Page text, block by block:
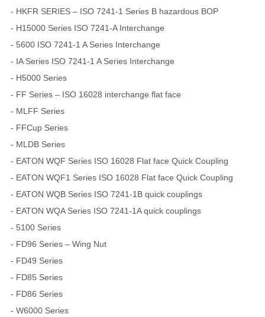
- HKFR SERIES – ISO 7241-1 Series B hazardous BOP
- H15000 Series ISO 7241-A Interchange
- 5600 ISO 7241-1 A Series Interchange
- IA Series ISO 7241-1 A Series Interchange
- H5000 Series
- FF Series – ISO 16028 interchange flat face
- MLFF Series
- FFCup Series
- MLDB Series
- EATON WQF Series ISO 16028 Flat face Quick Coupling
- EATON WQF1 Series ISO 16028 Flat face Quick Coupling
- EATON WQB Series ISO 7241-1B quick couplings
- EATON WQA Series ISO 7241-1A quick couplings
- 5100 Series
- FD96 Series – Wing Nut
- FD49 Series
- FD85 Series
- FD86 Series
- W6000 Series